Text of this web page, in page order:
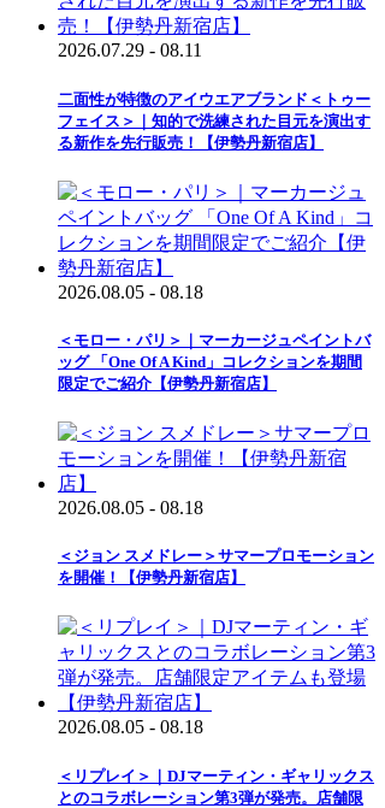
2026.07.29 - 08.11
二面性が特徴のアイウエアブランド＜トゥー
フェイス＞｜知的で洗練された目元を演出す
る新作を先行販売！【伊勢丹新宿店】
2026.08.05 - 08.18
＜モロー・パリ＞｜マーカージュペイントバ
ッグ 「One Of A Kind」コレクションを期間
限定でご紹介【伊勢丹新宿店】
2026.08.05 - 08.18
＜ジョン スメドレー＞サマープロモーション
を開催！【伊勢丹新宿店】
2026.08.05 - 08.18
＜リプレイ＞｜DJマーティン・ギャリックス
とのコラボレーション第3弾が発売。店舗限